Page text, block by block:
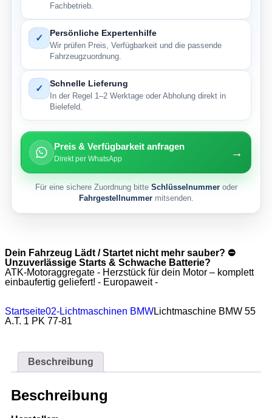
Fachbetrieb.
✓ Persönliche Expertenhilfe
Wir prüfen Preis, Verfügbarkeit und die passende
Fahrzeugzuordnung.
✓ Schnelle Lieferung
In der Regel 1–2 Werktage oder Abholung direkt in
Bielefeld.
Preis & Verfügbarkeit anfragen
Direkt per WhatsApp →
Für eine sichere Zuordnung bitte Schlüsselnummeroder
Fahrgestellnummermitsenden.
Dein Fahrzeug Lädt / Startet nicht mehr sauber? ⛔
Unzuverlässige Starts & Schwache Batterie?
ATK-Motoraggregate - Herzstück für dein Motor – komplett
einbaufertig geliefert! - Europaweit -
Startseite02-Lichtmaschinen BMWLichtmaschine BMW 55
A.T. 1 PK 77-81
Beschreibung
Beschreibung